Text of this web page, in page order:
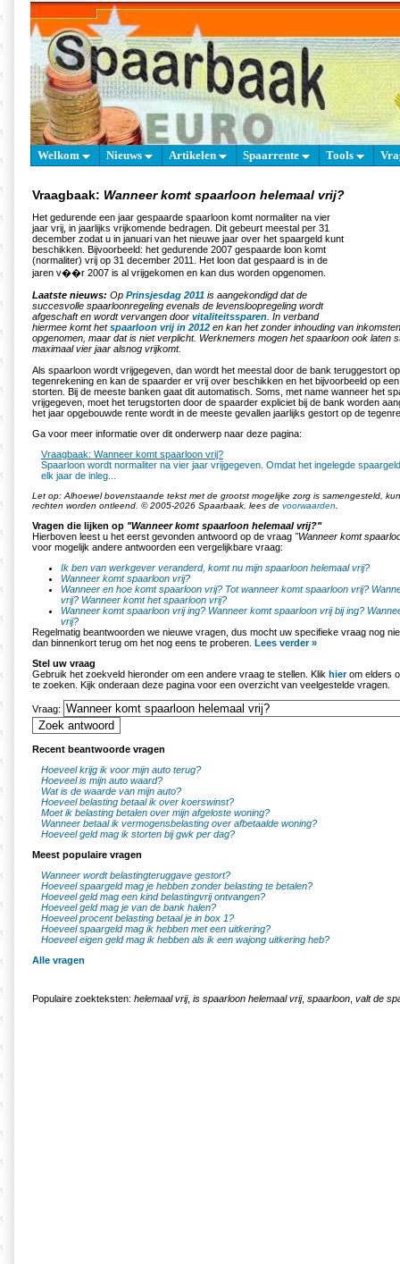
Welkom Nieuws Artikelen Spaarrente Tools
Vraagbaak: Wanneer komt spaarloon helemaal vrij?
Het gedurende een jaar gespaarde spaarloon komt normaliter na vier
jaar vrij, in jaarlijks vrijkomende bedragen. Dit gebeurt meestal per 31
december zodat u in januari van het nieuwe jaar over het spaargeld kunt
beschikken. Bijvoorbeeld: het gedurende 2007 gespaarde loon komt
(normaliter) vrij op 31 december 2011. Het loon dat gespaard is in de
jaren v��r 2007 is al vrijgekomen en kan dus worden opgenomen.
Laatste nieuws: Op Prinsjesdag 2011 is aangekondigd dat de
succesvolle spaarloonregeling evenals de levensloopregeling wordt
afgeschaft en wordt vervangen door vitaliteitssparen . In verband
hiermee komt hetspaarloon vrij in 2012 en kan het zonder inhouding van
opgenomen, maar dat is niet verplicht. Werknemers mogen het spaarloon ook laten
maximaal vier jaar alsnog vrijkomt.
Als spaarloon wordt vrijgegeven, dan wordt het meestal door de bank teruggestort
tegenrekening en kan de spaarder er vrij over beschikken en het bijvoorbeeld op
storten. Bij de meeste banken gaat dit automatisch. Soms, met name wanneer het
vrijgegeven, moet het terugstorten door de spaarder expliciet bij de bank worden
het jaar opgebouwde rente wordt in de meeste gevallen jaarlijks gestort op de
Ga voor meer informatie over dit onderwerp naar deze pagina:
Vraagbaak: Wanneer komt spaarloon vrij?
Spaarloon wordt normaliter na vier jaar vrijgegeven. Omdat het ingelegde
elk jaar de inleg...
Let op: Alhoewel bovenstaande tekst met de grootst mogelijke zorg is samengesteld,
rechten worden ontleend. © 2005-2026 Spaarbaak, lees de voorwaarden
Vragen die lijken op "Wanneer komt spaarloon helemaal vrij?"
Hierboven leest u het eerst gevonden antwoord op de vraag "Wanneer komt
voor mogelijk andere antwoorden een vergelijkbare vraag:
Ik ben van werkgever veranderd, komt nu mijn spaarloon helemaal vrij?
Wanneer komt spaarloon vrij?
Wanneer en hoe komt spaarloon vrij? Tot wanneer komt spaarloon vrij?
vrij? Wanneer komt het spaarloon vrij?
Wanneer komt spaarloon vrij ing? Wanneer komt spaarloon vrij bij ing?
vrij?
Regelmatig beantwoorden we nieuwe vragen, dus mocht uw specifieke vraag nog
dan binnenkort terug om het nog eens te proberen. Lees verder »
Stel uw vraag
Gebruik het zoekveld hieronder om een andere vraag te stellen. Klik hierom elders
te zoeken. Kijk onderaan deze pagina voor een overzicht van veelgestelde vragen.
Vraag:
Recent beantwoorde vragen
Hoeveel krijg ik voor mijn auto terug?
Hoeveel is mijn auto waard?
Wat is de waarde van mijn auto?
Hoeveel belasting betaal ik over koerswinst?
Moet ik belasting betalen over mijn afgeloste woning?
Wanneer betaal ik vermogensbelasting over afbetaalde woning?
Hoeveel geld mag ik storten bij gwk per dag?
Meest populaire vragen
Wanneer wordt belastingteruggave gestort?
Hoeveel spaargeld mag je hebben zonder belasting te betalen?
Hoeveel geld mag een kind belastingvrij ontvangen?
Hoeveel geld mag je van de bank halen?
Hoeveel procent belasting betaal je in box 1?
Hoeveel spaargeld mag ik hebben met een uitkering?
Hoeveel eigen geld mag ik hebben als ik een wajong uitkering heb?
Alle vragen
Populaire zoekteksten: helemaal vrij, is spaarloon helemaal vrij, spaarloon valt de